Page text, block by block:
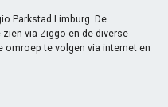
Parkstad Limburg. De
via Ziggo en de diverse
omroep te volgen via internet en